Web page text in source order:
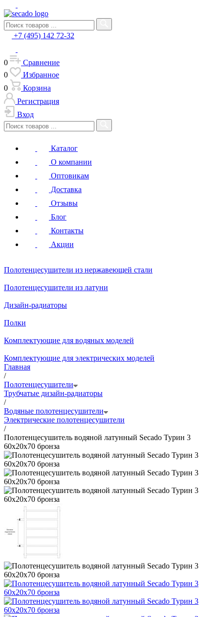
+7 (495) 142 72-32
0
Сравнение
0
Избранное
0
Корзина
Регистрация
Вход
Каталог
О компании
Оптовикам
Доставка
Отзывы
Блог
Контакты
Акции
Полотенцесушители из нержавеющей стали
Полотенцесушители из латуни
Дизайн-радиаторы
Полки
Комплектующие для водяных моделей
Комплектующие для электрических моделей
Главная
/
Полотенцесушители
Трубчатые дизайн-радиаторы
/
Водяные полотенцесушители
Электрические полотенцесушители
/
Полотенцесушитель водяной латунный Secado Турин 3
60x20x70 бронза